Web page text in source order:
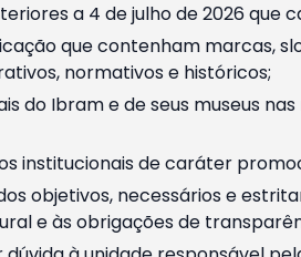
a 4 de julho de 2026 que
que contenham marcas,
normativos e históricos;
do Ibram e de seus museus
institucionais de caráter
objetivos, necessários e
e às obrigações de